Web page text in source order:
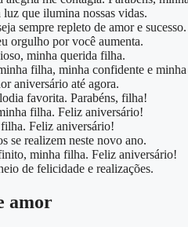
que ilumina nossas vidas.
sempre repleto de amor e sucesso.
orgulho por você aumenta.
minha querida filha.
filha, minha confidente e
aniversário até agora.
favorita. Parabéns, filha!
filha. Feliz aniversário!
Feliz aniversário!
se realizem neste novo ano.
minha filha. Feliz aniversário!
de felicidade e realizações.
amor